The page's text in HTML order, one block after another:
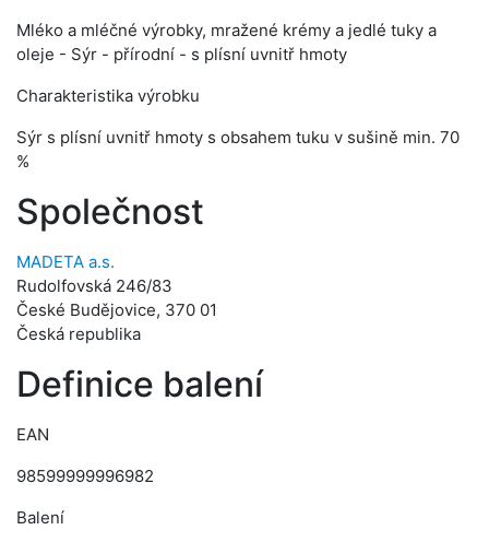
Mléko a mléčné výrobky, mražené krémy a jedlé tuky a
oleje - Sýr - přírodní - s plísní uvnitř hmoty
Charakteristika výrobku
Sýr s plísní uvnitř hmoty s obsahem tuku v sušině min. 70
%
Společnost
MADETA a.s.
Rudolfovská 246/83
České Budějovice, 370 01
Česká republika
Definice balení
EAN
98599999996982
Balení